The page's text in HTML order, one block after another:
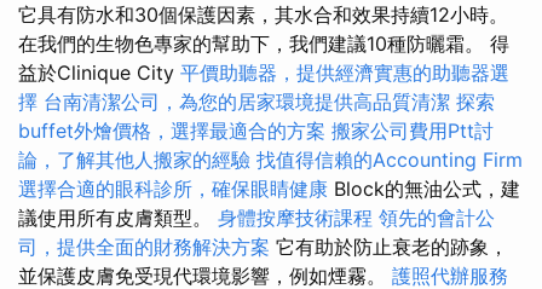
它具有防水和30個保護因素，其水合和效果持續12小時。
在我們的生物色專家的幫助下，我們建議10種防曬霜。 得
益於Clinique City 平價助聽器，提供經濟實惠的助聽器選
擇 台南清潔公司，為您的居家環境提供高品質清潔 探索
buffet外燴價格，選擇最適合的方案 搬家公司費用Ptt討
論，了解其他人搬家的經驗 找值得信賴的Accounting Firm
選擇合適的眼科診所，確保眼睛健康 Block的無油公式，建
議使用所有皮膚類型。 身體按摩技術課程 領先的會計公
司，提供全面的財務解決方案 它有助於防止衰老的跡象，
並保護皮膚免受現代環境影響，例如煙霧。 護照代辦服務